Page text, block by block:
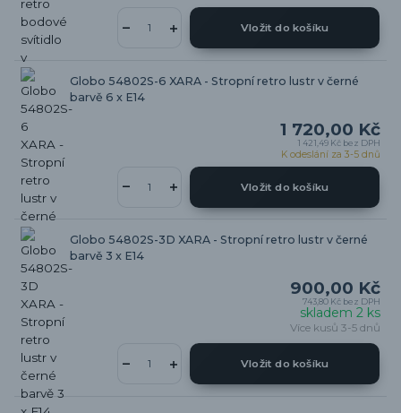
Vložit do košíku
Globo 54802S-6 XARA - Stropní retro lustr v černé
barvě 6 x E14
1 720,00 Kč
1 421,49 Kč bez DPH
K odeslání za 3-5 dnů
Vložit do košíku
Globo 54802S-3D XARA - Stropní retro lustr v černé
barvě 3 x E14
900,00 Kč
743,80 Kč bez DPH
skladem 2 ks
Více kusů 3-5 dnů
Vložit do košíku